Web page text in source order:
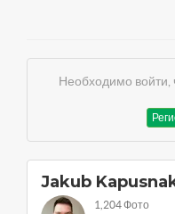
Необходимо войти,
Jakub
1,204 Фото